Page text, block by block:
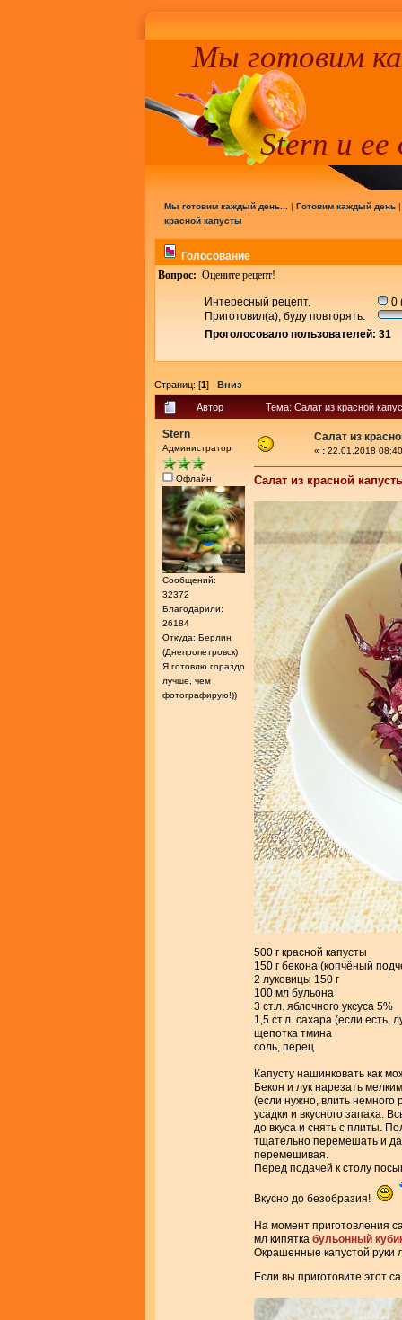
Мы готовим
Stern и ее
Мы готовим каждый день... | Готовим каждый день
красной капусты
Голосование
Вопрос: Оцените рецепт!
Интересный рецепт.
0
Приготовил(а), буду повторять.
Проголосовало пользователей: 31
Страниц: [1] Вниз
Автор Тема: Салат из красной
Stern
Администратор
Офлайн
Сообщений:
32372
Благодарили:
26184
Откуда: Берлин
(Днепропетровск)
Я готовлю гораздо
лучше, чем
фотографирую!))
Салат из
« : 22.01.2018
Салат из красной
500 г красной капусты
150 г бекона (копчёный
2 луковицы 150 г
100 мл бульона
3 ст.л. яблочного уксуса 5%
1,5 ст.л. сахара (если есть,
щепотка тмина
соль, перец
Капусту нашинковать как
Бекон и лук нарезать
(если нужно, влить немного
усадки и вкусного запаха.
до вкуса и снять с плиты.
тщательно перемешать и
перемешивая.
Перед подачей к столу
Вкусно до безобразия!
На момент приготовления
мл кипятка бульонный
Окрашенные капустой руки
Если вы приготовите этот